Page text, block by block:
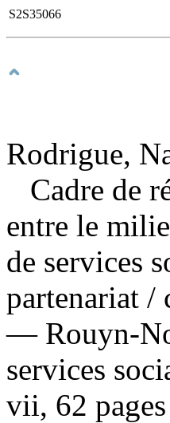
S2S35066
Rodrigue,
Cadre de
entre le
de services
partenariat /
— Rouyn-
services
vii, 62